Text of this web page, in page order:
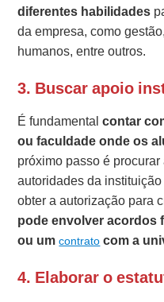
diferentes habilidades
da empresa, como
humanos, entre outros.
3. Buscar apoio
É fundamentalcontar
ou faculdade onde os
próximo passo é
autoridades da
obter a autorização para
pode envolver acordos
ou umcontrato com a
4. Elaborar o